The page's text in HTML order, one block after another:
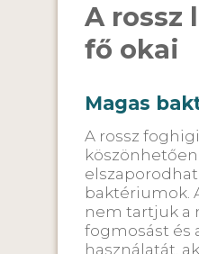
A rossz
fő okai
Magas
A rossz
baktériumok.
nem tartjuk a
fogmosást és
használatát,